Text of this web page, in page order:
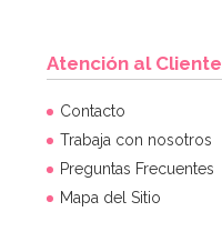
Set de 12 Pajitas Carnival
Atención al Cliente
Contacto
Trabaja con nosotros
Preguntas Frecuentes
Mapa del Sitio